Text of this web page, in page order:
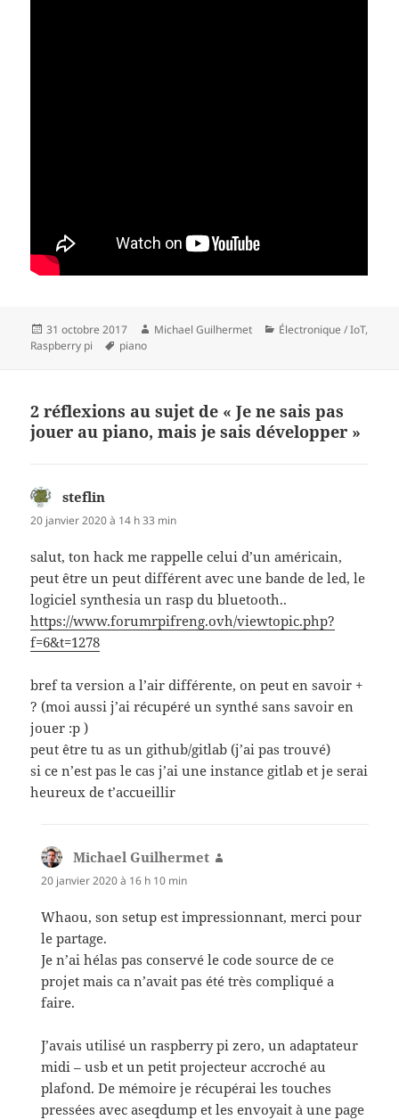
Publié
le
31 octobre 2017 Auteur
Michael Guilhermet Catégories
Électronique / IoT,
Raspberry pi
Mots-
piano
2 réflexions au sujet de « Je ne sais pas
jouer au piano, mais je sais développer »
steflin
20 janvier 2020 à 14 h 33 min
salut, ton hack me rappelle celui d’un américain,
peut être un peut différent avec une bande de led, le
logiciel synthesia un rasp du bluetooth..
https://www.forumrpifreng.ovh/viewtopic.php?
f=6&t=1278
bref ta version a l’air différente, on peut en savoir +
? (moi aussi j’ai récupéré un synthé sans savoir en
jouer :p )
peut être tu as un github/gitlab (j’ai pas trouvé)
si ce n’est pas le cas j’ai une instance gitlab et je serai
heureux de t’accueillir
Michael Guilhermet
20 janvier 2020 à 16 h 10 min
Whaou, son setup est impressionnant, merci pour
le partage.
Je n’ai hélas pas conservé le code source de ce
projet mais ca n’avait pas été très compliqué a
faire.
J’avais utilisé un raspberry pi zero, un adaptateur
midi – usb et un petit projecteur accroché au
plafond. De mémoire je récupérai les touches
pressées avec aseqdump et les envoyait à une page